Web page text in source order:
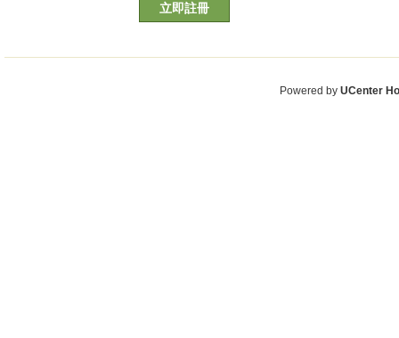
立即註冊
Powered by UCenter